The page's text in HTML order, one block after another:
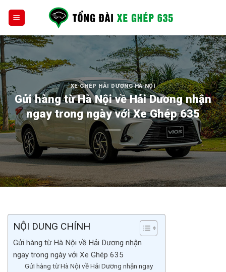
XE GHÉP HẢI DƯƠNG HÀ NỘI
Gửi hàng từ Hà Nội về Hải Dương nhận
ngay trong ngày với Xe Ghép 635
NỘI DUNG CHÍNH
Gửi hàng từ Hà Nội về Hải Dương nhận
ngay trong ngày với Xe Ghép 635
Gửi hàng từ Hà Nội về Hải Dương nhận ngay